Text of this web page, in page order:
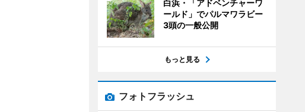
白浜・「アドベンチャーワ
ールド」でパルマワラビー
3頭の一般公開
もっと見る
フォトフラッシュ